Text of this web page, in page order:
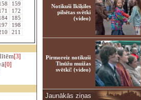
159
172
185
198
211
[3]
[0]
Notikuši Ikšķiles
pilsētas svētki
(video)
Pirmoreiz notikuši
Tīnūžu muižas
svētki! (video)
Jaunākās ziņas